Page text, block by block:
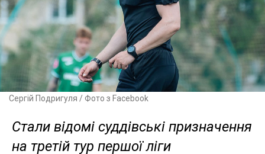
Сергій Подригуля / Фото з Facebook
Стали відомі суддівські призначення
на третій тур першої ліги